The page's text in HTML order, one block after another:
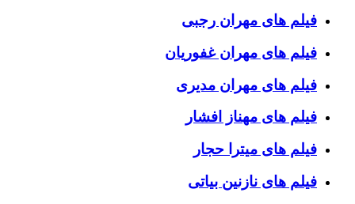
فیلم های مهران رجبی
فیلم های مهران غفوریان
فیلم های مهران مدیری
فیلم های مهناز افشار
فیلم های میترا حجار
فیلم های نازنین بیاتی